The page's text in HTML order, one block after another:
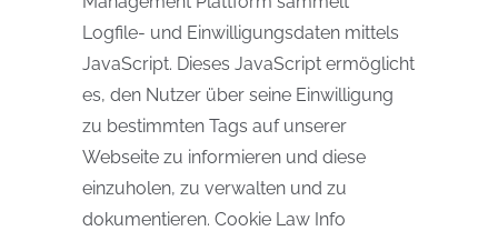
Logfile- und Einwilligungsdaten mittels
JavaScript. Dieses JavaScript ermöglicht
es, den Nutzer über seine Einwilligung
zu bestimmten Tags auf unserer
Webseite zu informieren und diese
einzuholen, zu verwalten und zu
dokumentieren. Cookie Law Info